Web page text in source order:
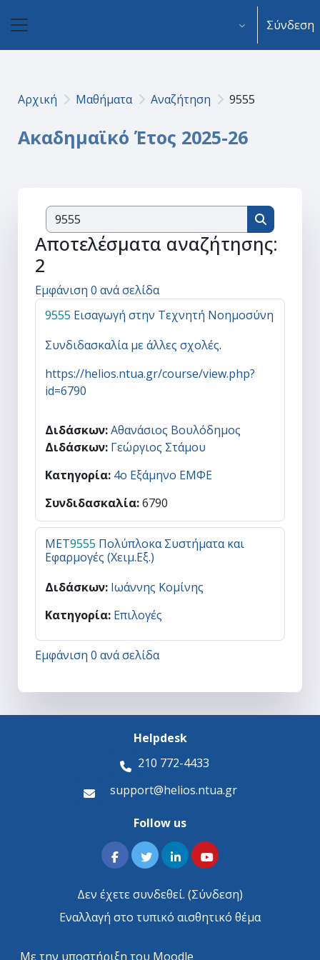
Σύνδεση
Αρχική Μαθήματα Αναζήτηση 9555
Ακαδημαϊκό Έτος 2025-26
Αναζήτηση
Αποτελέσματα αναζήτησης:
2
Εμφάνιση 0 ανά σελίδα
9555 Εισαγωγή στην Τεχνητή Νοημοσύνη
Συνδιδασκαλία με άλλες σχολές.
https://helios.ntua.gr/course/view.php?
id=6790
Διδάσκων:Αθανάσιος Βουλόδημος
Διδάσκων: Γεώργιος Στάμου
Κατηγορία: 4ο Εξάμηνο ΕΜΦΕ
Συνδιδασκαλία:6790
MET9555 Πολύπλοκα Συστήματα και
Εφαρμογές (Χειμ.Εξ.)
Διδάσκων: Ιωάννης Κομίνης
Κατηγορία: Επιλογές
Εμφάνιση 0 ανά σελίδα
Helpdesk
210 772-4433
support@helios.ntua.gr
Follow us
Δεν έχετε συνδεθεί. (Σύνδεση)
Εναλλαγή στο τυπικό αισθητικό θέμα
Με την υποστήριξη του Moodle